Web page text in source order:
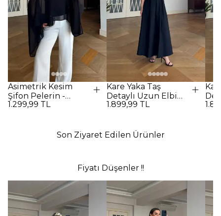
Asimetrik Kesim
Şifon Pelerin -
SİYAH
1.299,99 TL
Kare Yaka Taş
Detaylı Uzun Elbise
- SİYAH
1.899,99 TL
-
Son Ziyaret Edilen Ürünler
Fiyatı Düşenler !!